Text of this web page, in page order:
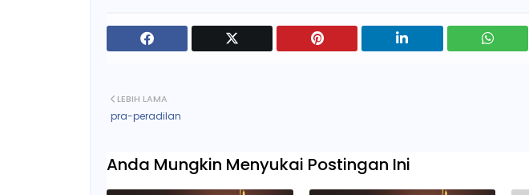
LEBIH LAMA
pra-peradilan
Anda Mungkin Menyukai Postingan Ini